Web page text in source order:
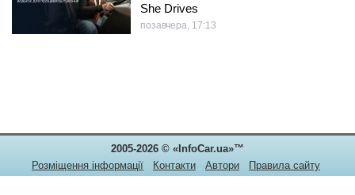
She Drives
позавчера, 17:13
2005-2026 © «InfoCar.ua»™
Розміщення інформації
Контакти Автори
Правила сайту